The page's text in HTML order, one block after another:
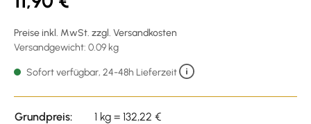
Preise inkl. MwSt. zzgl. Versandkosten
Versandgewicht: 0.09 kg
Sofort verfügbar, 24-48h Lieferzeit
Grundpreis:
1 kg = 132,22 €